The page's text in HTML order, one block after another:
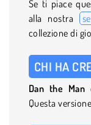
Se ti piace
alla nostra
collezione di
CHI HA
Dan the Man
Questa